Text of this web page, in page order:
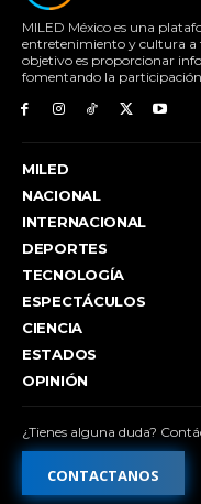
MILED México es una
entretenimiento y cultura a
objetivo es proporcionar
fomentando la
MILED
NACIONAL
INTERNACIONAL
DEPORTES
TECNOLOGÍA
ESPECTÁCULOS
CIENCIA
ESTADOS
OPINIÓN
¿Tienes alguna duda?
CONTACTANOS